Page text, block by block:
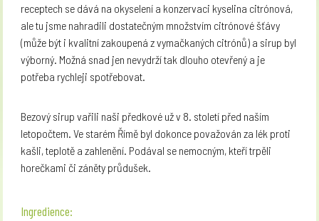
receptech se dává na okyselení a konzervaci kyselina citrónová,
ale tu jsme nahradili dostatečným množstvím citrónové šťávy
(může být i kvalitní zakoupená z vymačkaných citrónů) a sirup byl
výborný. Možná snad jen nevydrží tak dlouho otevřený a je
potřeba rychleji spotřebovat.
Bezový sirup vařili naši předkové už v 8. století před naším
letopočtem. Ve starém Římě byl dokonce považován za lék proti
kašli, teplotě a zahlenění. Podával se nemocným, kteří trpěli
horečkami či záněty průdušek.
Ingredience: